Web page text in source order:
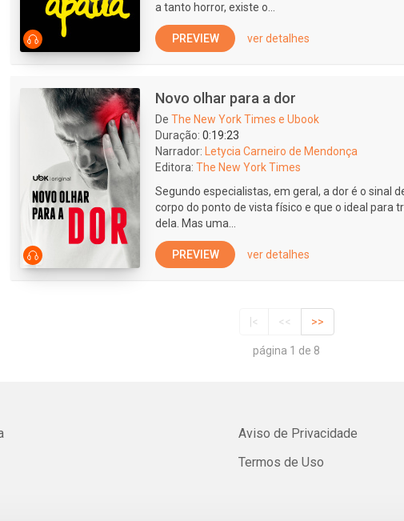
a tanto horror, existe o...
PREVIEW ver detalhes
Novo olhar para a dor
De The New York Times e Ubook
Duração: 0:19:23
Narrador:
Letycia Carneiro de Mendonça
Editora: The New York Times
Segundo especialistas, em geral, a dor é o sinal
corpo do ponto de vista físico e que o ideal para
dela. Mas uma...
PREVIEW ver detalhes
|< << >>
página 1 de 8
Aviso de Privacidade
Termos de Uso